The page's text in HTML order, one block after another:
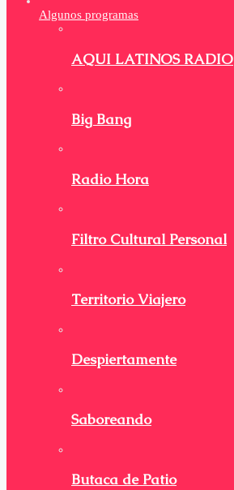
Algunos programas
AQUI LATINOS RADIO
Big Bang
Radio Hora
Filtro Cultural Personal
Territorio Viajero
Despiertamente
Saboreando
Butaca de Patio